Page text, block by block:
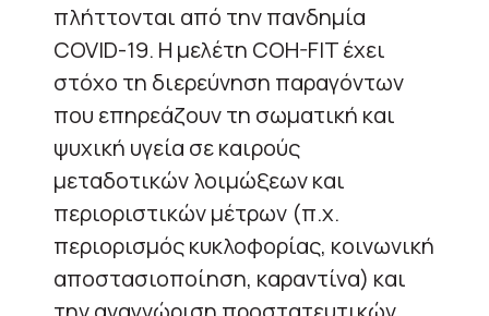
πλήττονται από την πανδημία
COVID-19. Η μελέτη COH-FIT έχει
στόχο τη διερεύνηση παραγόντων
που επηρεάζουν τη σωματική και
ψυχική υγεία σε καιρούς
μεταδοτικών λοιμώξεων και
περιοριστικών μέτρων (π.χ.
περιορισμός κυκλοφορίας, κοινωνική
αποστασιοποίηση, καραντίνα) και